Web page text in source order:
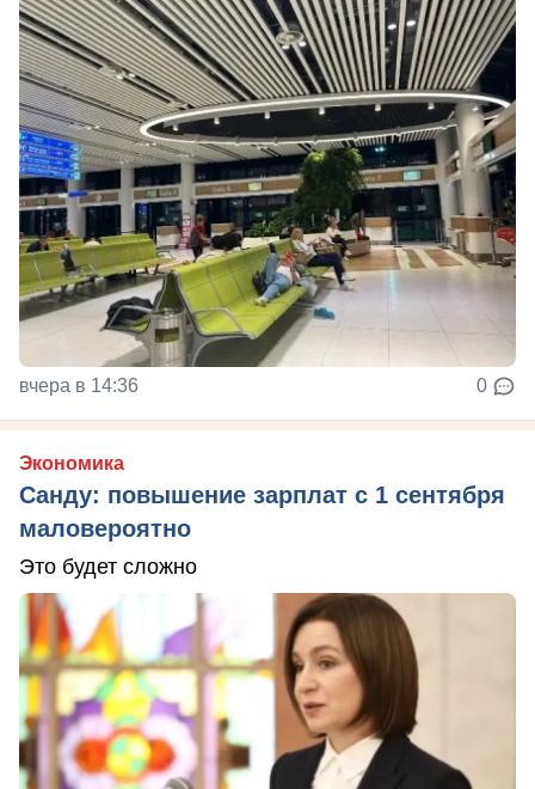
вчера в 14:36 0
Экономика
Санду: повышение зарплат с 1 сентября
маловероятно
Это будет сложно